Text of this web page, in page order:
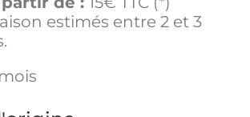
estimés entre 2 et 3